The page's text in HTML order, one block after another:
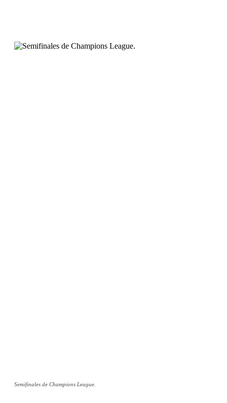
Semifinales de Champions League.